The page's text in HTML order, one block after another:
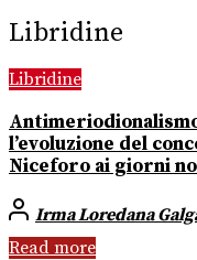
Libridine
Libridine
l’evoluzione del
Niceforo ai giorni
Irma Loredana
Read more